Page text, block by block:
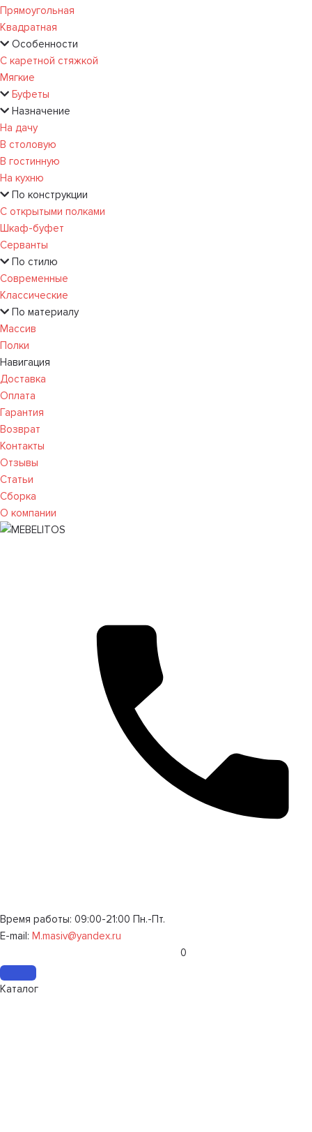
Прямоугольная
Квадратная
Особенности
С каретной стяжкой
Мягкие
Буфеты
Назначение
На дачу
В столовую
В гостинную
На кухню
По конструкции
С открытыми полками
Шкаф-буфет
Серванты
По стилю
Современные
Классические
По материалу
Массив
Полки
Навигация
Доставка
Оплата
Гарантия
Возврат
Контакты
Отзывы
Статьи
Сборка
О компании
Время работы: 09:00-21:00 Пн.-Пт.
E-mail: M.masiv@yandex.ru
0
Каталог